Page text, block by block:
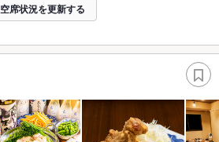
空席状況を更新する